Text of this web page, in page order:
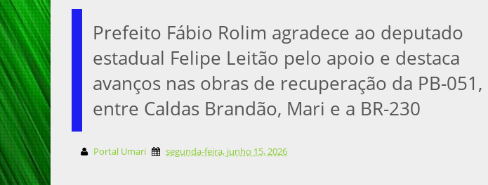
Prefeito Fábio Rolim agradece ao deputado
estadual Felipe Leitão pelo apoio e destaca
avanços nas obras de recuperação da PB-051,
entre Caldas Brandão, Mari e a BR-230
Portal Umari segunda-feira, junho 15, 2026